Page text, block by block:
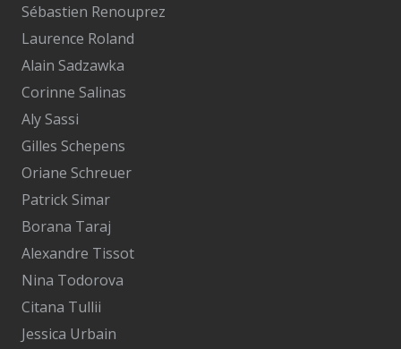
Sébastien Renouprez
Laurence Roland
Alain Sadzawka
Corinne Salinas
Aly Sassi
Gilles Schepens
Oriane Schreuer
Patrick Simar
Borana Taraj
Alexandre Tissot
Nina Todorova
Citana Tullii
Jessica Urbain